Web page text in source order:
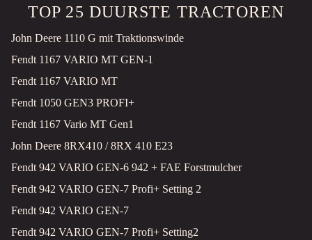
TOP 25 DUURSTE TRACTOREN
John Deere 1110 G mit Traktionswinde
Fendt 1167 VARIO MT GEN-1
Fendt 1167 VARIO MT
Fendt 1050 GEN3 PROFI+
Fendt 1167 Vario MT Gen1
John Deere 8RX410 / 8RX 410 E23
Fendt 942 VARIO GEN-6 942 + FAE Forstmulcher
Fendt 942 VARIO GEN-7 Profi+ Setting 2
Fendt 942 VARIO GEN-7
Fendt 942 VARIO GEN-7 Profi+ Setting2